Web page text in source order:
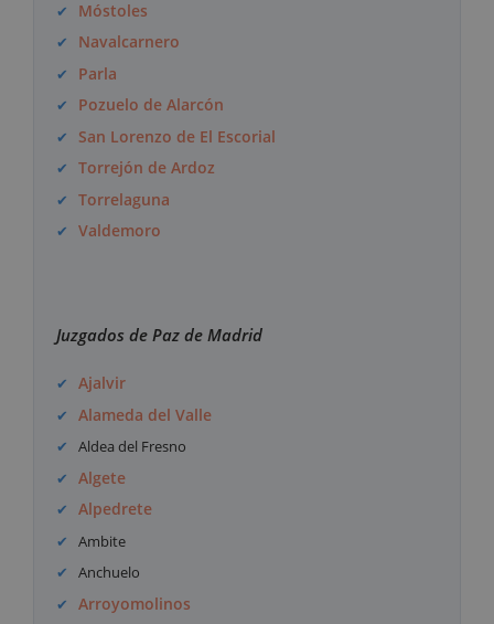
Móstoles
Navalcarnero
Parla
Pozuelo de Alarcón
San Lorenzo de El Escorial
Torrejón de Ardoz
Torrelaguna
Valdemoro
Juzgados de Paz de Madrid
Ajalvir
Alameda del Valle
Aldea del Fresno
Algete
Alpedrete
Ambite
Anchuelo
Arroyomolinos